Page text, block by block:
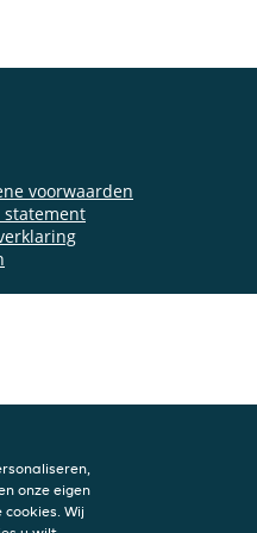
voorwaarden
statement
onze eigen
Wij